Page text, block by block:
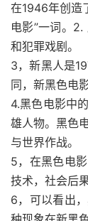
在1946年创造
电影”一词。
和犯罪戏剧。
3，新黑人是
同，新黑色电
4.黑色电影中
雄人物。黑色
与世界作战。
5，在黑色电
技术，社会后
6，可以看出